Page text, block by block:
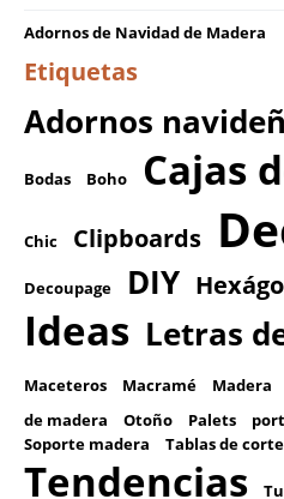
Adornos de Navidad de Madera
Etiquetas
Adornos
Bodas Boho Cajas
Chic Clipboards
Decoupage DIY
Ideas Letras
Maceteros Macramé Madera
de madera
Otoño Palets
Soporte madera Tablas de corte
Tendencias